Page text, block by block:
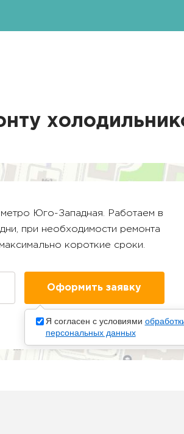
Юго-Западная. Работаем в
при необходимости ремонта
короткие сроки.
Я согласен с условиями
персональных данных